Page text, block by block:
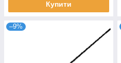
Купити
–9%